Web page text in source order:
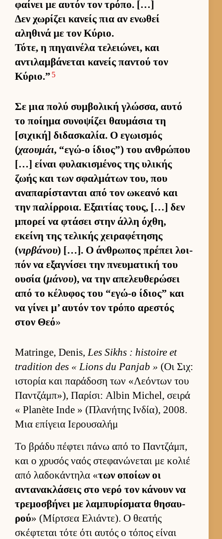
φαί­νει με αυ­τόν τον τρόπο. […]
Δεν χωρίζει κανείς πια αν ενωθεί
αληθινά με τον Κύριο.
Τότε, η πηγαι­νέλα τελειώνει, και
αντιλαμ­βάνεται κανείς παντού τον
Κύριο.” 5
Σε μια πολύ συμ­βολική γλώσ­σα, αυτό
το ποί­ημα συνοψίζει θαυ­μάσια τη
[σιχική] διδασκαλία. Ο εγωισμός
(χαουμάι, “εγώ-ο ίδιο­ς”) του αν­θρώπου
[…] εί­ναι φυλακισμένος της υλικής
ζωής και των σφαλ­μάτων του, που
αναπαρίστανται από τον ωκεανό και
την παλίρ­ροια. Εξαι­τίας τους, […] δεν
μπορεί να φτάσει στην άλλη όχθη,
εκείνη της τελικής χει­ραφέτησης
(νιρβάνου) […]. Ο άν­θρωπος πρέπει λοι­
πόν να εξαγνίσει την πνευ­ματική του
ου­σία (μάνου), να την απελευ­θερώσει
από το κέλυφος του “εγώ-ο ίδιος” και
να γίνει μ’ αυ­τόν τον τρόπο αρεστός
στον Θεό»
Matringe, Denis, Les Sikhs : histoire et
tradition des « Lions du Panjab » (Οι Σιχ:
ιστορία και παράδοση των «Λεόντων του
Παν­τζάμπ»), Παρίσι: Albin Michel, σειρά
« Planète Inde » (Πλανήτης Ιν­δία), 2008.
Μια επίγεια Ιερουσαλήμ
Το βράδυ πέφτει πάνω από το Παν­τζάμπ,
και ο χρυσός ναός στεφανώνεται με κολιέ
από λαδοκάντηλα «των οποίων οι
αντανακλάσεις στο νερό τον κάνουν να
τρεμοσβήνει με λαμπυρίσματα θησαυ­
ρού» (Μίρ­τσεα Ελιάντε). Ο θεατής
σκέφτεται τότε ότι αυ­τός ο τόπος εί­ναι